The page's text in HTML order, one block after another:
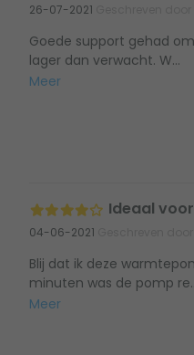
26-07-2021
Goede support gehad
lager dan verwacht. W...
Meer
Ideaal
04-06-2021
Blij dat ik deze
minuten was de pomp
Meer